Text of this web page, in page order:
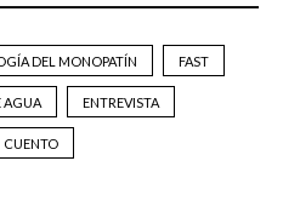
DEL MONOPATÍN FAST
AGUA ENTREVISTA
CUENTO